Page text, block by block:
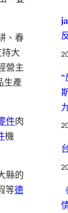
、春
大
營主
生產
件肉
機
縣的
等德